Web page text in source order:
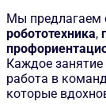
Мы предлагаем
робототехника,
Каждое
работа в
которые